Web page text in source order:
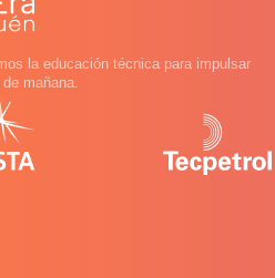
la educación técnica para impulsar
de mañana.